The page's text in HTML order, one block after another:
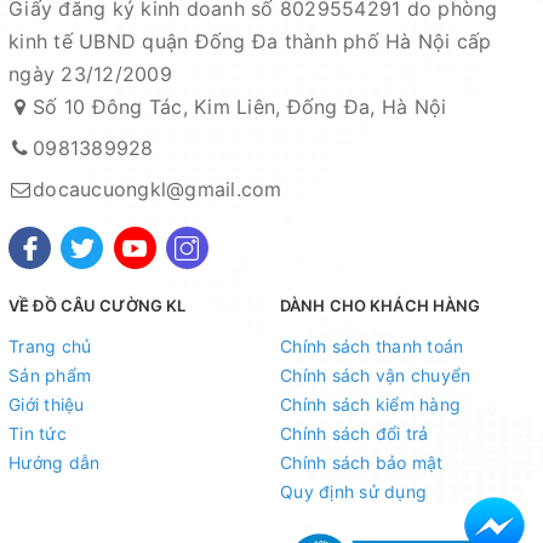
- Shopee:https://shopee.vn/docaucuongkl
- Sendo: https://www.sendo.vn/shop/do-cau-cuong-kl
- Lazada:https://www.lazada.vn/shop/do-cau-cuong-
kl"
- Zalo OA:
https://zalo.me/4190676579548541614
Địa chỉ cửa hàng : Số 10 Đông Tác, Kim Liên, Đống Đa,
Hà Nội
Xem bản đồ chỉ dẫn đường đi
Chuyên sỉ lẻ toàn quốc - Giao hàng toàn quốc - Nhận
ship COD ( nhận hàng thanh toán )
Giấy đăng ký kinh doanh số 8029554291 do phòng
kinh tế UBND quận Đống Đa thành phố Hà Nội cấp
ngày 23/12/2009
Số 10 Đông Tác, Kim Liên, Đống Đa, Hà Nội
0981389928
docaucuongkl@gmail.com
VỀ ĐỒ CÂU CƯỜNG KL
Trang chủ
Sản phẩm
Giới thiệu
Tin tức
Hướng dẫn
DÀNH CHO KHÁCH HÀNG
Chính sách thanh toán
Chính sách vận chuyển
Chính sách kiểm hàng
Chính sách đổi trả
Chính sách bảo mật
Quy định sử dụng